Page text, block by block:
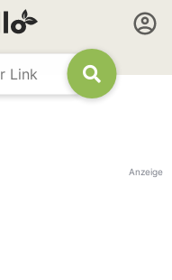
Anzeige